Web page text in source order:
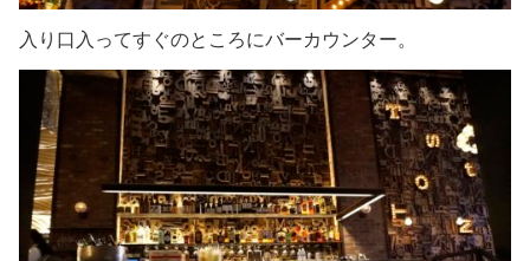
入り口入ってすぐのところにバーカウンター。